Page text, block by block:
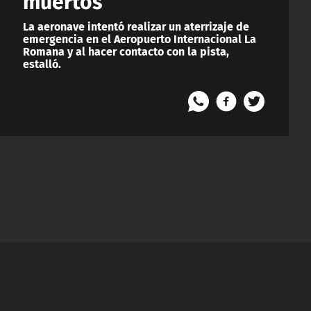
La aeronave intentó realizar un aterrizaje de
emergencia en el Aeropuerto Internacional La
Romana y al hacer contacto con la pista,
estalló.